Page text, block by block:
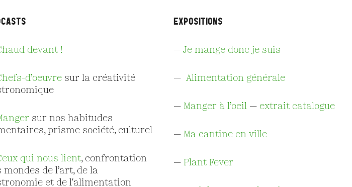
devant !
d’oeuvresur la créativité
sur nos habitudes
prisme société, culturel
qui nous lient, confrontation
mondes de l’art, de la
et de l'alimentation
EXPOSITIONS
—Je mange donc je suis
—Alimentation générale
—Manger à l’oeil — extrait catalogue
—Ma cantine en ville
—Plant Fever